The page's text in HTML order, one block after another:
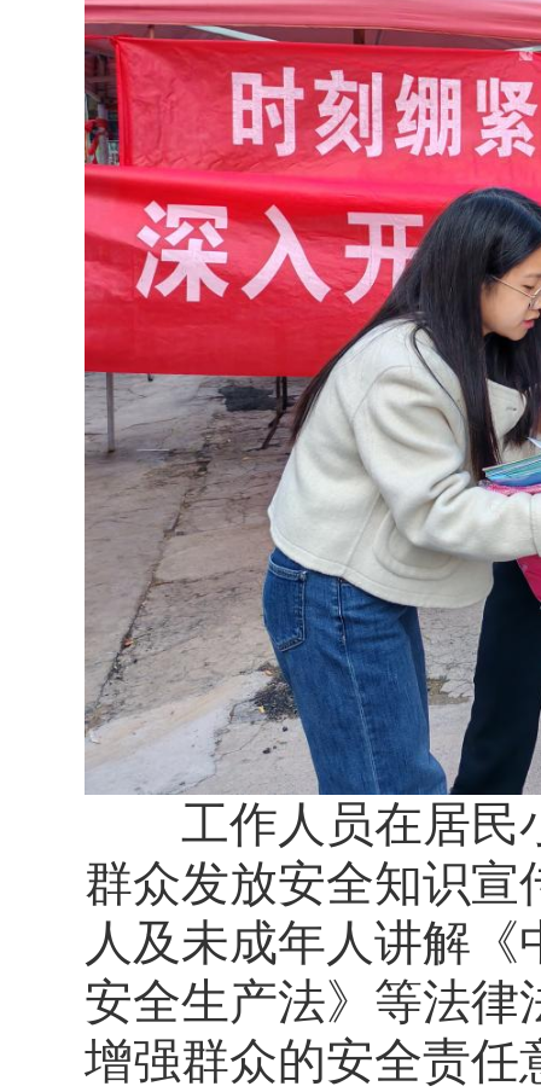
工作人员在居民小
群众发放安全知识宣
人及未成年人讲解
安全生产法》等法律
增强群众的安全责任